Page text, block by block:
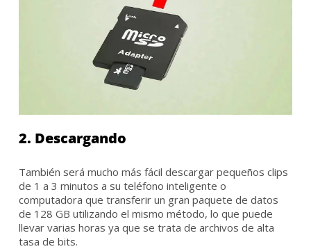
2. Descargando
También será mucho más fácil descargar pequeños clips
de 1 a 3 minutos a su teléfono inteligente o
computadora que transferir un gran paquete de datos
de 128 GB utilizando el mismo método, lo que puede
llevar varias horas ya que se trata de archivos de alta
tasa de bits.